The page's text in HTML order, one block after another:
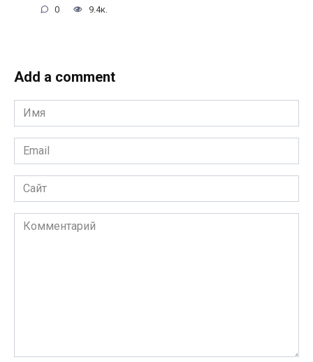
0 9.4к.
Add a comment
Имя
*
Email
*
Сайт
Комментарий